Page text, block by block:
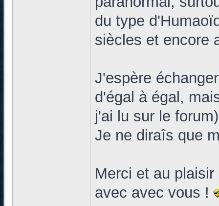
du type
siècles et encore
J'espère
d'égal à égal,
j'ai lu sur le
Je ne diraîs que
Merci et au
avec avec vous !